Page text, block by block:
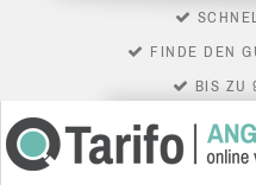
FINDE DEN
BIS ZU